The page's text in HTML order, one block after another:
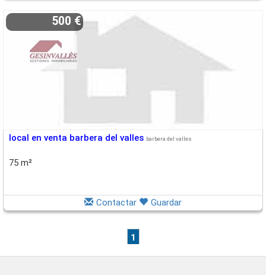
500 €
local en venta barbera del valles barbera del valles
75 m²
Contactar Guardar
1